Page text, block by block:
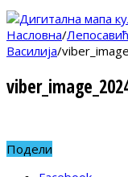
Насловна/
Василија/
Подели